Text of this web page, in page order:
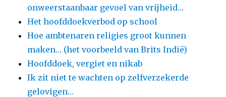
onweerstaanbaar gevoel van vrijheid…
Het hoofddoekverbod op school
Hoe ambtenaren religies groot kunnen
maken… (het voorbeeld van Brits Indië)
Hoofddoek, vergiet en nikab
Ik zit niet te wachten op zelfverzekerde
gelovigen…